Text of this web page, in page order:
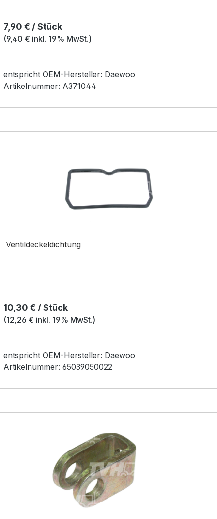
Regulärer Preis:
7,90 € / Stück
(9,40 € inkl. 19% MwSt.)
entspricht OEM-Hersteller: Daewoo
Artikelnummer: A371044
Ventildeckeldichtung
Regulärer Preis:
10,30 € / Stück
(12,26 € inkl. 19% MwSt.)
entspricht OEM-Hersteller: Daewoo
Artikelnummer: 65039050022